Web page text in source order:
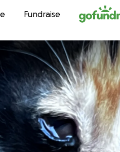
contentFundraise